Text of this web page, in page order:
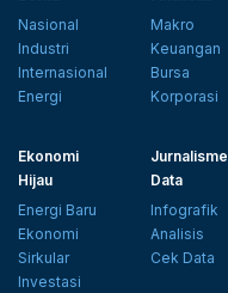
Nasional
Industri
Internasional
Energi
Makro
Keuangan
Bursa
Korporasi
Ekonomi
Hijau
Energi Baru
Ekonomi
Sirkular
Investasi
Jurnalisme
Data
Infografik
Analisis
Cek Data